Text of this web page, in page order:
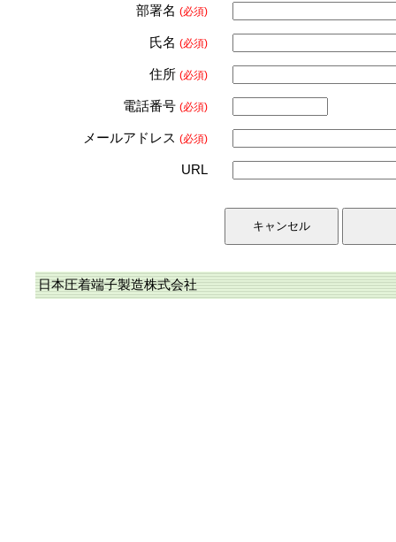
部署名 (必須)
氏名 (必須)
住所 (必須)
電話番号 (必須)
メールアドレス (必須)
URL
日本圧着端子製造株式会社